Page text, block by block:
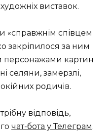
виставок.
«справжнім співцем
закріпилося за ним
персонажами картин
селяни, замерзлі,
родичів.
відповідь,
чат-бота у Телеграм.